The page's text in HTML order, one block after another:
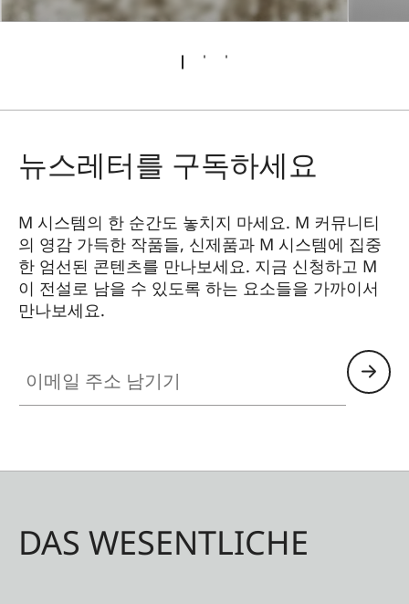
뉴스레터를 구독하세요
M 시스템의 한 순간도 놓치지 마세요. M 커뮤니티
의 영감 가득한 작품들, 신제품과 M 시스템에 집중
한 엄선된 콘텐츠를 만나보세요. 지금 신청하고 M
이 전설로 남을 수 있도록 하는 요소들을 가까이서
만나보세요.
DAS WESENTLICHE